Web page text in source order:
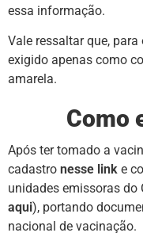
essa informação.
Vale ressaltar que,
exigido apenas como
amarela.
Como
Após ter tomado a
cadastro nesse link e
unidades emissoras do
aqui), portando
nacional de vacinação.